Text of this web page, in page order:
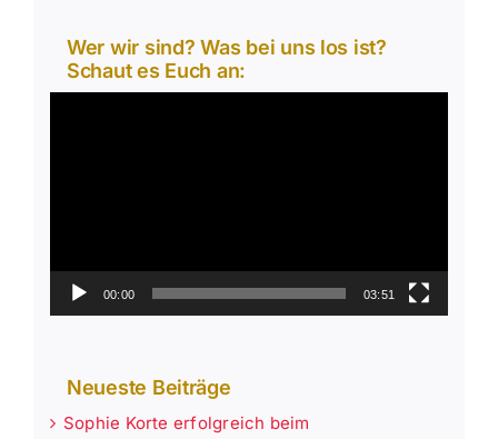
Wer wir sind? Was bei uns los ist?
Schaut es Euch an:
00:00 03:51
Neueste Beiträge
Sophie Korte erfolgreich beim